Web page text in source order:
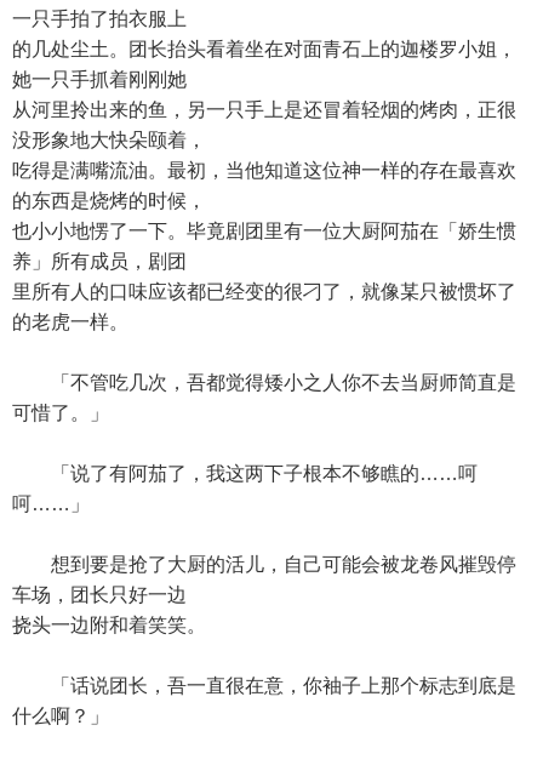
一只手拍了拍衣服上
的几处尘土。团长抬头看着坐在对面青石上的迦楼罗小姐，
她一只手抓着刚刚她
从河里拎出来的鱼，另一只手上是还冒着轻烟的烤肉，正很
没形象地大快朵颐着，
吃得是满嘴流油。最初，当他知道这位神一样的存在最喜欢
的东西是烧烤的时候，
也小小地愣了一下。毕竟剧团里有一位大厨阿茄在「娇生惯
养」所有成员，剧团
里所有人的口味应该都已经变的很刁了，就像某只被惯坏了
的老虎一样。
「不管吃几次，吾都觉得矮小之人你不去当厨师简直是
可惜了。」
「说了有阿茄了，我这两下子根本不够瞧的……呵
呵……」
想到要是抢了大厨的活儿，自己可能会被龙卷风摧毁停
车场，团长只好一边
挠头一边附和着笑笑。
「话说团长，吾一直很在意，你袖子上那个标志到底是
什么啊？」